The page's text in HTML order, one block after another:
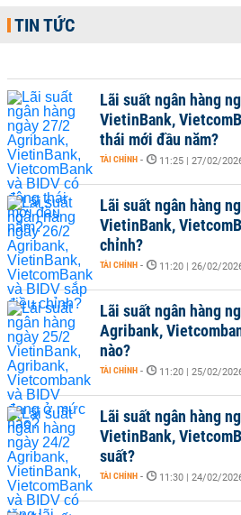
TIN TỨC
Lãi suất ngân hàng
VietinBank,
thái mới đầu năm?
TÀI CHÍNH - 11:25 | 27/02/
Lãi suất ngân hàng
VietinBank,
chỉnh?
TÀI CHÍNH - 11:20 | 26/02/
Lãi suất ngân hàng
Agribank,
nào?
TÀI CHÍNH - 11:20 | 25/02/
Lãi suất ngân hàng
VietinBank,
suất?
TÀI CHÍNH - 11:30 | 24/02/